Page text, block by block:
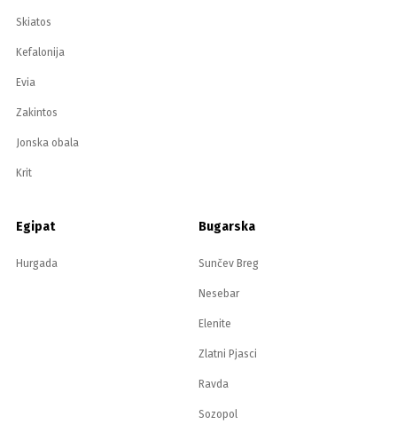
Skiatos
Kefalonija
Evia
Zakintos
Jonska obala
Krit
Egipat
Hurgada
Bugarska
Sunčev Breg
Nesebar
Elenite
Zlatni Pjasci
Ravda
Sozopol